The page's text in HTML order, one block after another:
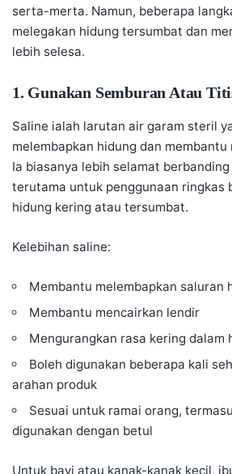
serta-merta. Namun, beberapa
melegakan hidung tersumbat dan
lebih selesa.
1. Gunakan Semburan Atau
Saline ialah larutan air garam steril
melembapkan hidung dan membantu
Ia biasanya lebih selamat
terutama untuk penggunaan ringkas
hidung kering atau tersumbat.
Kelebihan saline:
Membantu melembapkan saluran
Membantu mencairkan lendir
Mengurangkan rasa kering dalam
Boleh digunakan beberapa kali
arahan produk
Sesuai untuk ramai orang,
digunakan dengan betul
Untuk bayi atau kanak-kanak kecil,